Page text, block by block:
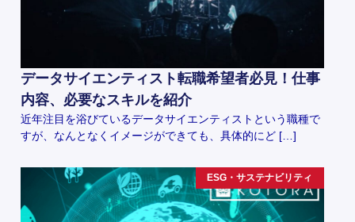
データサイエンティスト転職希望者必見！仕事
内容、必要なスキルを紹介
近年注目を浴びているデータサイエンティストという職種で
すが、なんとなくイメージができても、具体的にど […]
ESG・サステナビリティ